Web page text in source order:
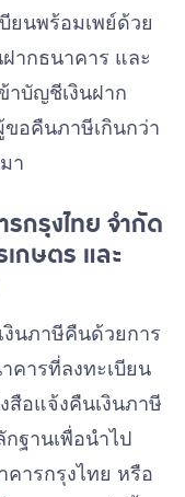
ยนพร้อมเพย์ด้วย
ากธนาคาร และ
าบัญชีเงินฝาก
ขอคืนภาษีเกินกว่า
า
กรุงไทย จำกัด
กษตร และ
นภาษีคืนด้วยการ
คารที่ลงทะเบียน
สือแจ้งคืนเงินภาษี
ฐานเพื่อนำไป
ารกรุงไทย หรือ